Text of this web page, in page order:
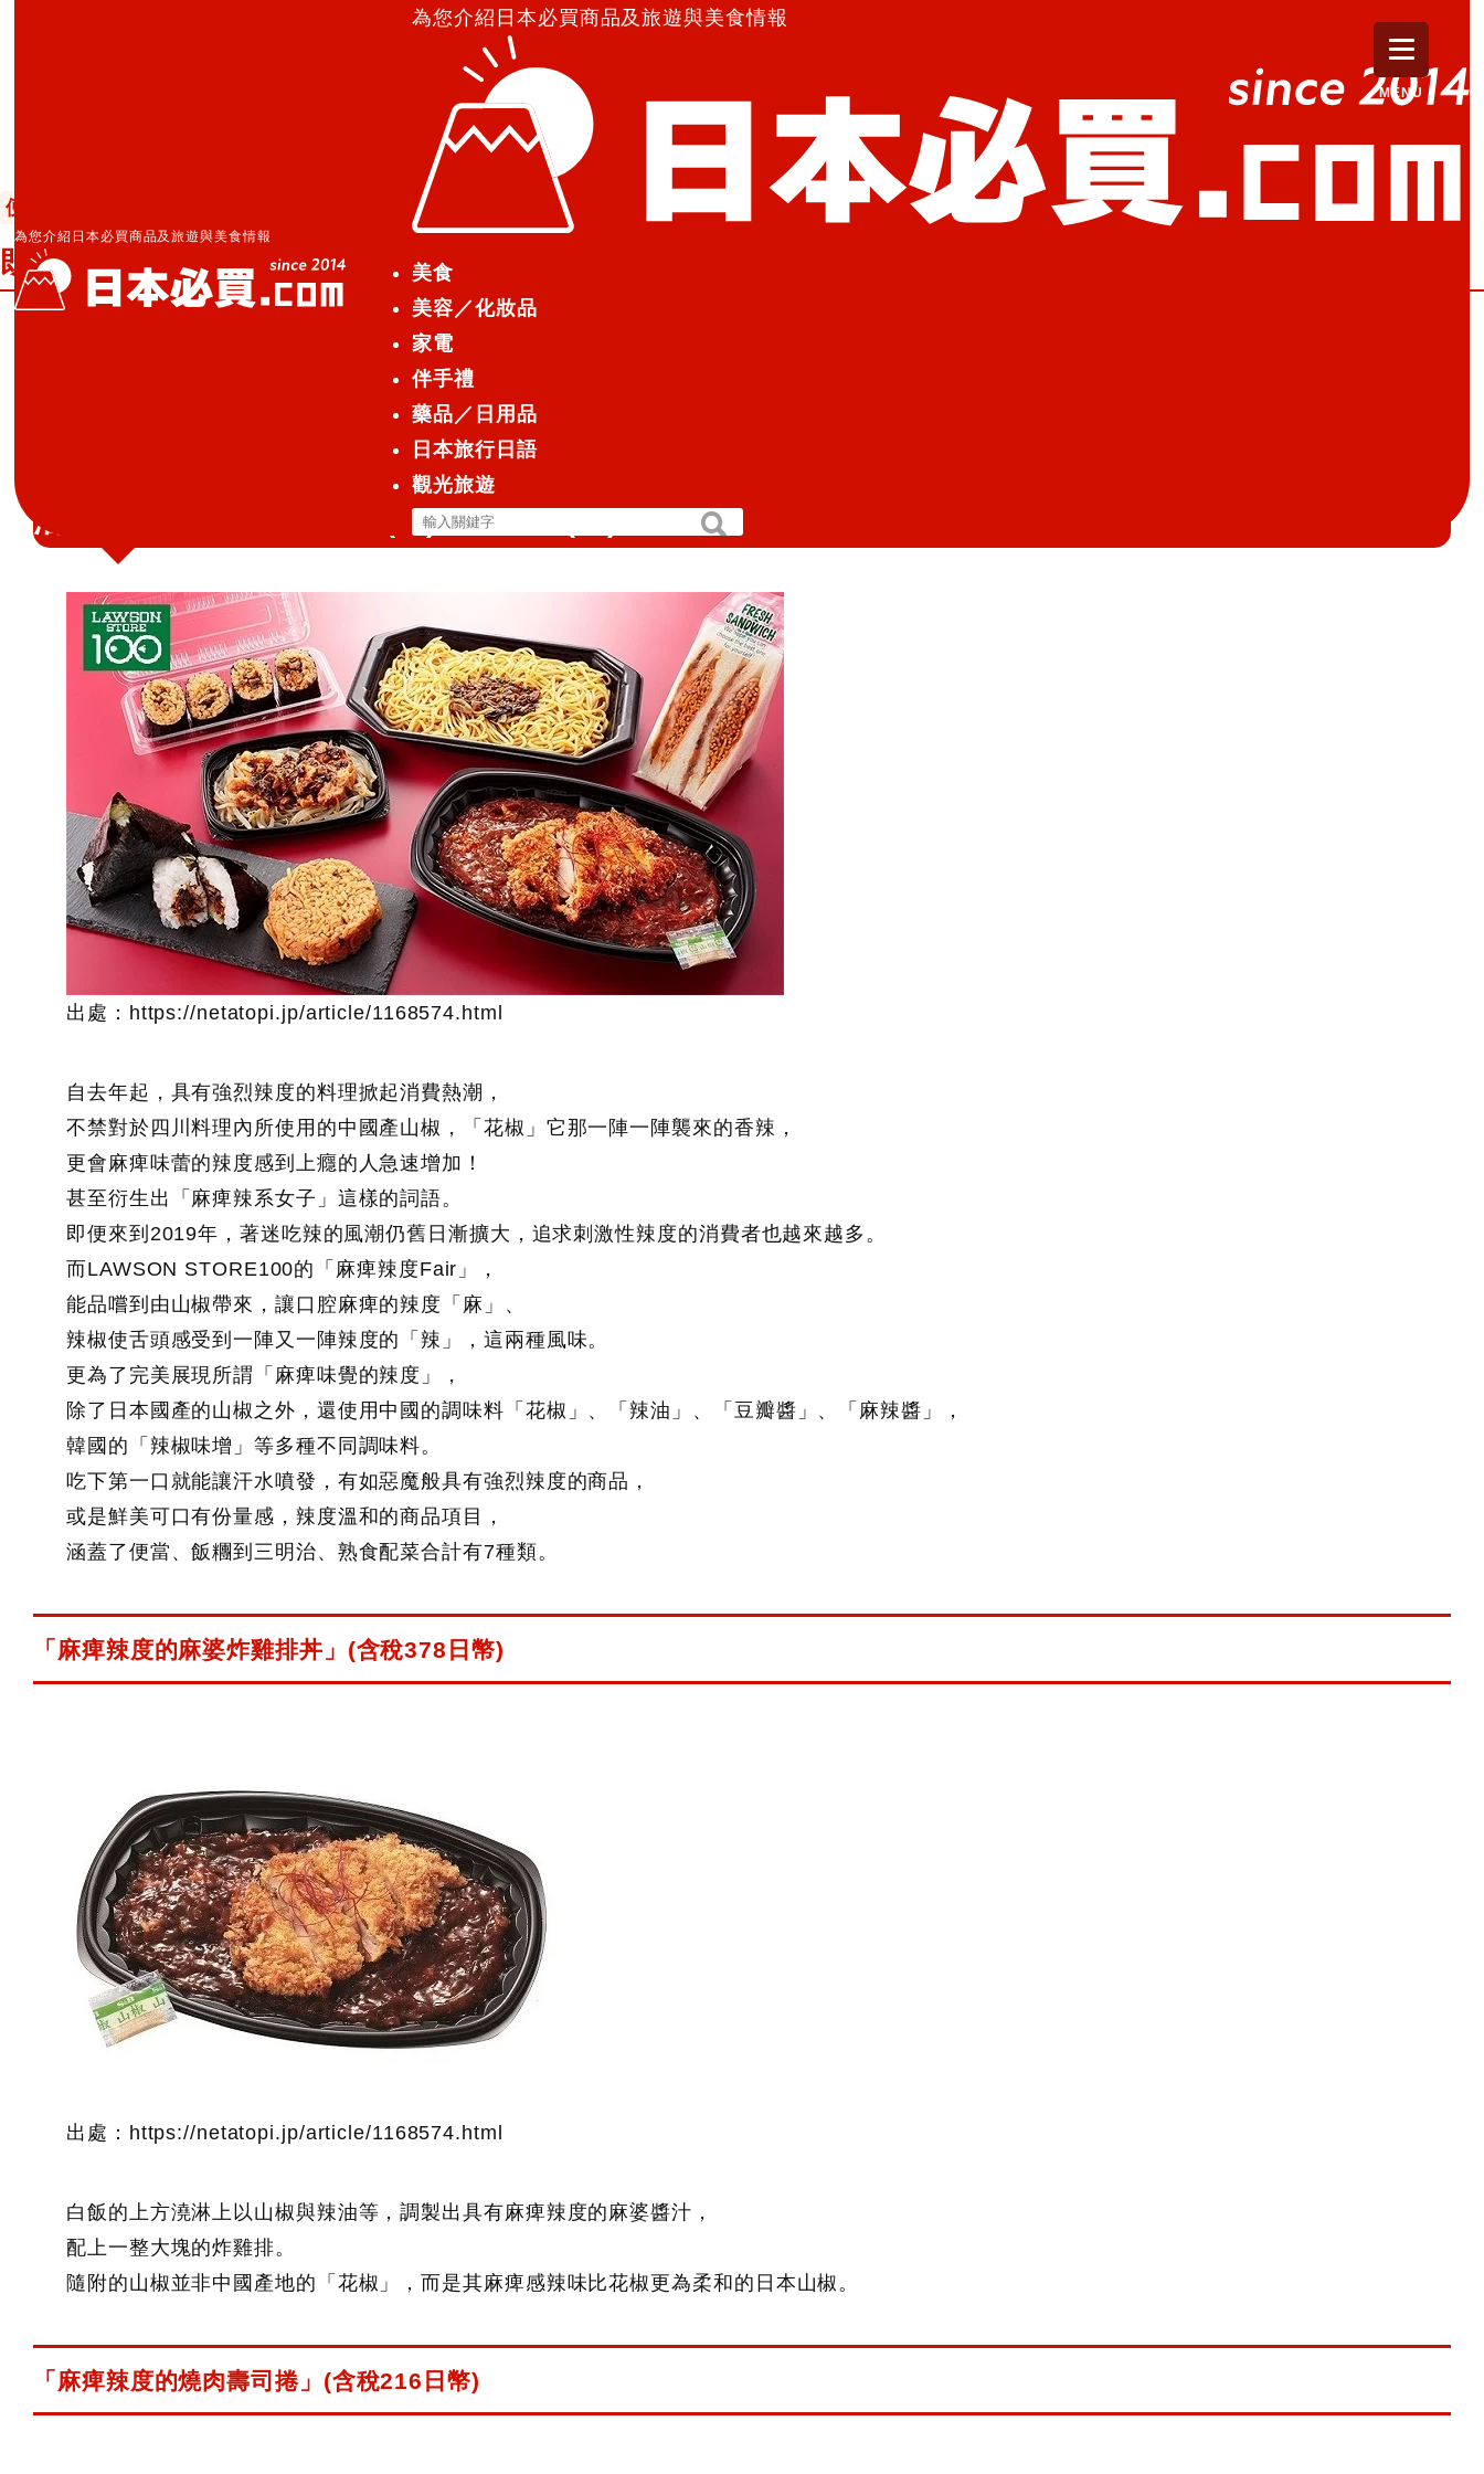
為您介紹日本必買商品及旅遊與美食情報
為您介紹日本必買商品及旅遊與美食情報
美食
美容／化妝品
家電
伴手禮
藥品／日用品
日本旅行日語
觀光旅遊
搜
尋
鍵
字:
搜
尋
MENU
既麻又辣的味蕾刺激！LAWSON STORE 100「麻痺辣度 Fair」嗜辣者必試
便利商店美食
既麻又辣的味蕾刺激！LAWSON STORE 100「麻痺辣度 Fair」嗜辣者必試
以「支援生活的店舖」為概念拓展開來的”LAWSON STORE 100”
近期推出運用了從去年掀起風潮的中國山椒「花椒」等，製作出帶有令人麻痺、
上癮辣度的飯糰或三明治等商品，「麻痺辣度 Fair」火熱販售中
活動期間為2019年2月6日(三)～3月5日(二)
出處：https://netatopi.jp/article/1168574.html
自去年起，具有強烈辣度的料理掀起消費熱潮，
不禁對於四川料理內所使用的中國產山椒，「花椒」它那一陣一陣襲來的香辣，
更會麻痺味蕾的辣度感到上癮的人急速增加！
甚至衍生出「麻痺辣系女子」這樣的詞語。
即便來到2019年，著迷吃辣的風潮仍舊日漸擴大，追求刺激性辣度的消費者也越來越多。
而LAWSON STORE100的「麻痺辣度Fair」，
能品嚐到由山椒帶來，讓口腔麻痺的辣度「麻」、
辣椒使舌頭感受到一陣又一陣辣度的「辣」，這兩種風味。
更為了完美展現所謂「麻痺味覺的辣度」，
除了日本國產的山椒之外，還使用中國的調味料「花椒」、「辣油」、「豆瓣醬」、「麻辣醬」，
韓國的「辣椒味增」等多種不同調味料。
吃下第一口就能讓汗水噴發，有如惡魔般具有強烈辣度的商品，
或是鮮美可口有份量感，辣度溫和的商品項目，
涵蓋了便當、飯糰到三明治、熟食配菜合計有7種類。
「麻痺辣度的麻婆炸雞排丼」(含稅378日幣)
出處：https://netatopi.jp/article/1168574.html
白飯的上方澆淋上以山椒與辣油等，調製出具有麻痺辣度的麻婆醬汁，
配上一整大塊的炸雞排。
隨附的山椒並非中國產地的「花椒」，而是其麻痺感辣味比花椒更為柔和的日本山椒。
「麻痺辣度的燒肉壽司捲」(含稅216日幣)